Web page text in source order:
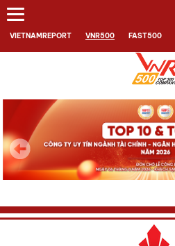
VIETNAMREPORT VNR500 FAST500